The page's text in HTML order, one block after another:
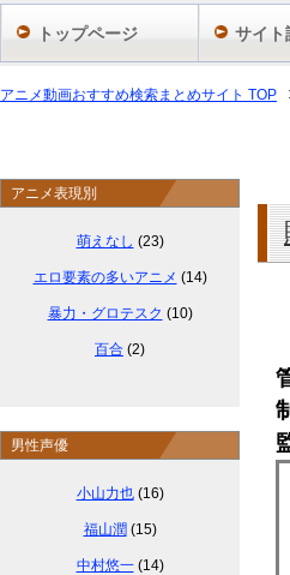
アニメ動画おすすめ検索まとめサイト TOP
アニメ表現別
萌えなし (23)
エロ要素の多いアニメ (14)
暴力・グロテスク (10)
百合 (2)
男性声優
小山力也(16)
福山潤 (15)
中村悠一(14)
トップページ サイト